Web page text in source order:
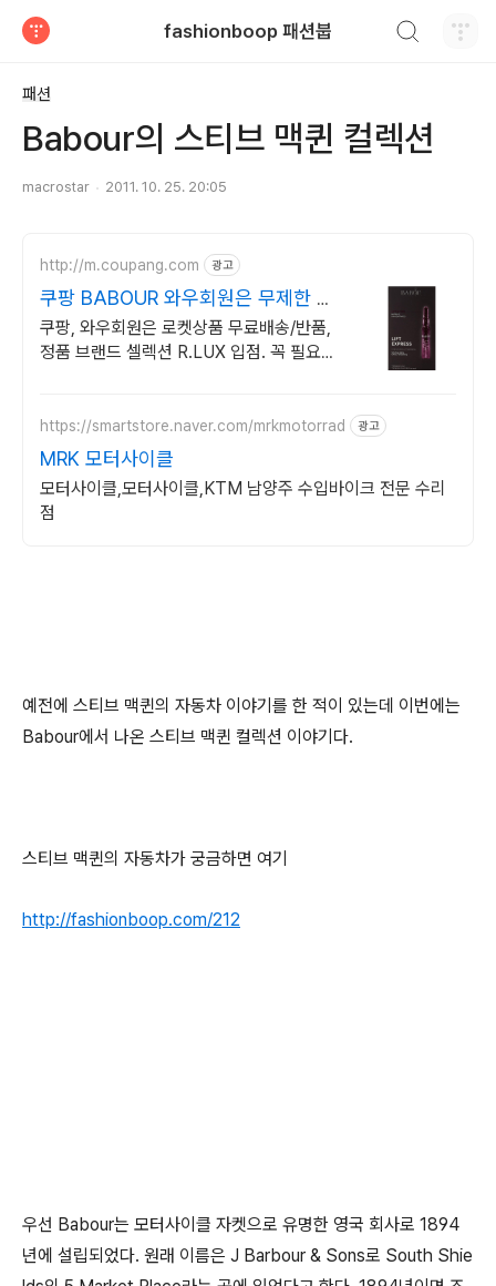
fashionboop 패션붑
패션
Babour의 스티브 맥퀸 컬렉션
macrostar 2011. 10. 25. 20:05
http://m.coupang.com 광고
쿠팡 BABOUR 와우회원은 무제한 무
료배송
쿠팡, 와우회원은 로켓상품 무료배송/반품,
정품 브랜드 셀렉션 R.LUX 입점. 꼭 필요한
https://smartstore.naver.com/mrkmotorrad 광고
MRK 모터사이클
모터사이클,모터사이클,KTM 남양주 수입바이크 전문 수리
점
예전에 스티브 맥퀸의 자동차 이야기를 한 적이 있는데 이번에는
Babour에서 나온 스티브 맥퀸 컬렉션 이야기다.
스티브 맥퀸의 자동차가 궁금하면 여기
http://fashionboop.com/212
우선 Babour는 모터사이클 자켓으로 유명한 영국 회사로 1894
년에 설립되었다. 원래 이름은 J Barbour & Sons로 South Shie